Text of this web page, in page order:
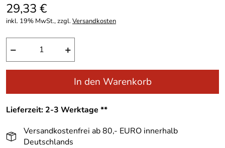
29,33 €
inkl. 19% MwSt., zzgl.Versandkosten
− +
In den Warenkorb
Lieferzeit: 2-3 Werktage **
Versandkostenfrei ab 80,- EURO innerhalb
Deutschlands